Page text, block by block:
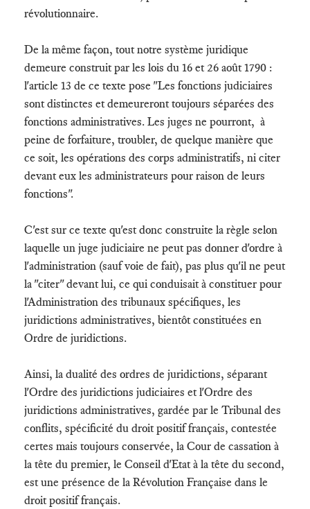
révolutionnaire.
De la même façon, tout notre système juridique
demeure construit par les lois du 16 et 26 août 1790 :
l'article 13 de ce texte pose "Les fonctions judiciaires
sont distinctes et demeureront toujours séparées des
fonctions administratives. Les juges ne pourront, à
peine de forfaiture, troubler, de quelque manière que
ce soit, les opérations des corps administratifs, ni citer
devant eux les administrateurs pour raison de leurs
fonctions".
C'est sur ce texte qu'est donc construite la règle selon
laquelle un juge judiciaire ne peut pas donner d'ordre à
l'administration (sauf voie de fait), pas plus qu'il ne peut
la "citer" devant lui, ce qui conduisait à constituer pour
l'Administration des tribunaux spécifiques, les
juridictions administratives, bientôt constituées en
Ordre de juridictions.
Ainsi, la dualité des ordres de juridictions, séparant
l'Ordre des juridictions judiciaires et l'Ordre des
juridictions administratives, gardée par le Tribunal des
conflits, spécificité du droit positif français, contestée
certes mais toujours conservée, la Cour de cassation à
la tête du premier, le Conseil d'Etat à la tête du second,
est une présence de la Révolution Française dans le
droit positif français.